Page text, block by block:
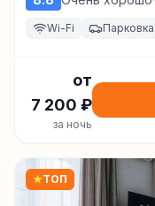
Wi-Fi Парковка
от
7 200 ₽
за ночь
★ТОП